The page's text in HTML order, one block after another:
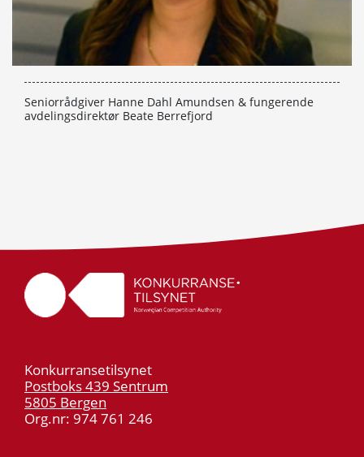
Seniorrådgiver Hanne Dahl Amundsen & fungerende
avdelingsdirektør Beate Berrefjord
Konkurransetilsynet
Postboks 439 Sentrum
5805 Bergen
Org.nr: 974 761 246